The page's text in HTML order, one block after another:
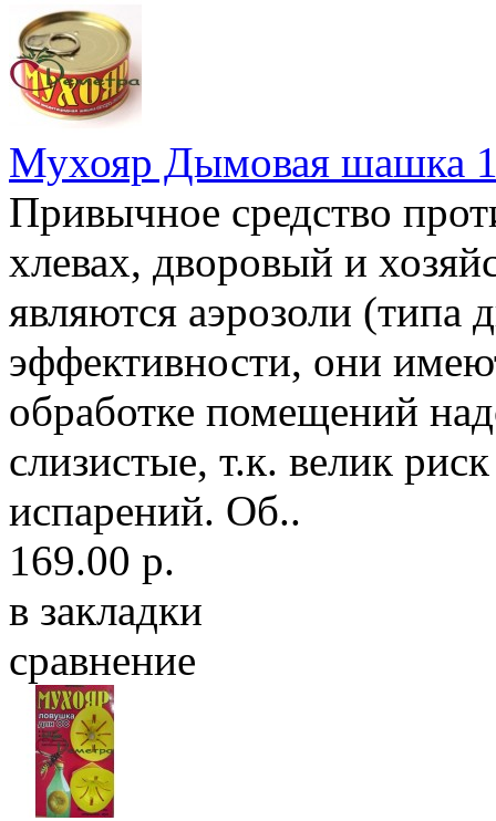
Мухояр Дымовая шашка
Привычное средство
хлевах, дворовый и
являются аэрозоли
эффективности, они
обработке помещений
слизистые, т.к. велик
испарений. Об..
169.00 р.
в закладки
сравнение